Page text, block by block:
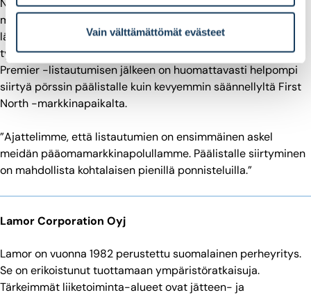
Vain välttämättömät evästeet
Nasdaq First North Premier Growth Market Finland -
markkinapaikalle listautuminen oli Pirneskosken mukaan
lähes yhtä työlästä kuin päälistalle listautuminen. Isoin
työmäärä tuli IFRS-konversiosta, mutta toisaalta First North
Premier -listautumisen jälkeen on huomattavasti helpompi
siirtyä pörssin päälistalle kuin kevyemmin säännellyltä First
North -markkinapaikalta.
”Ajattelimme, että listautumien on ensimmäinen askel
meidän pääomamarkkinapolullamme. Päälistalle siirtyminen
on mahdollista kohtalaisen pienillä ponnisteluilla.”
Lamor Corporation Oyj
Lamor on vuonna 1982 perustettu suomalainen perheyritys.
Se on erikoistunut tuottamaan ympäristöratkaisuja.
Tärkeimmät liiketoiminta-alueet ovat jätteen- ja